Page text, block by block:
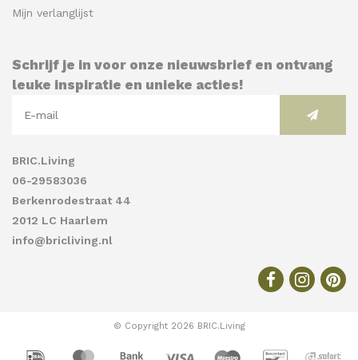
Mijn verlanglijst
Schrijf je in voor onze nieuwsbrief en ontvang
leuke inspiratie en unieke acties!
BRIC.Living
06-29583036
Berkenrodestraat 44
2012 LC Haarlem
info@bricliving.nl
© Copyright 2026 BRIC.Living